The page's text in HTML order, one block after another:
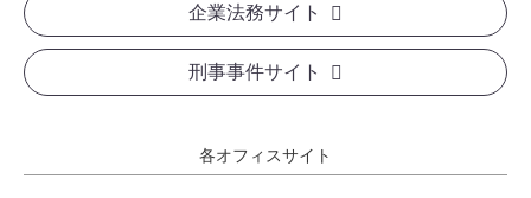
企業法務サイト
刑事事件サイト
各オフィスサイト